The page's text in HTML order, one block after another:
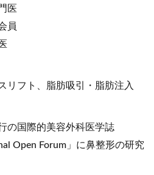
医
員
リフト、脂肪吸引・脂肪注入
の国際的美容外科医学誌
Open Forum」に鼻整形の研究